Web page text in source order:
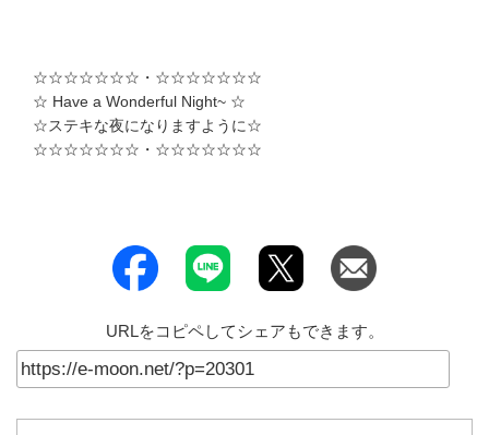
☆☆☆☆☆☆☆・☆☆☆☆☆☆☆
☆ Have a Wonderful Night~ ☆
☆ステキな夜になりますように☆
☆☆☆☆☆☆☆・☆☆☆☆☆☆☆
URLをコピペしてシェアもできます。